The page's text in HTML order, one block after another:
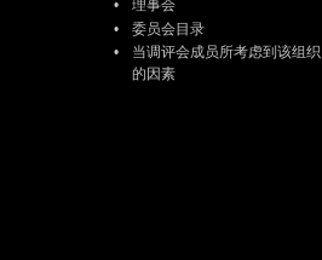
•
理事会
•
委员会目录
•
当调评会成员所考虑到该组织
的因素